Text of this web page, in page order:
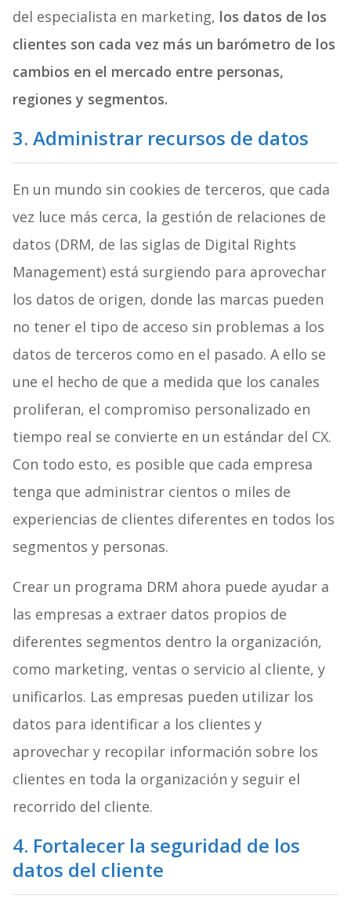
del especialista en marketing, los datos de los
clientes son cada vez más un barómetro de los
cambios en el mercado entre personas,
regiones y segmentos.
3. Administrar recursos de datos
En un mundo sin cookies de terceros, que cada
vez luce más cerca, la gestión de relaciones de
datos (DRM, de las siglas de Digital Rights
Management) está surgiendo para aprovechar
los datos de origen, donde las marcas pueden
no tener el tipo de acceso sin problemas a los
datos de terceros como en el pasado. A ello se
une el hecho de que a medida que los canales
proliferan, el compromiso personalizado en
tiempo real se convierte en un estándar del CX.
Con todo esto, es posible que cada empresa
tenga que administrar cientos o miles de
experiencias de clientes diferentes en todos los
segmentos y personas.
Crear un programa DRM ahora puede ayudar a
las empresas a extraer datos propios de
diferentes segmentos dentro la organización,
como marketing, ventas o servicio al cliente, y
unificarlos. Las empresas pueden utilizar los
datos para identificar a los clientes y
aprovechar y recopilar información sobre los
clientes en toda la organización y seguir el
recorrido del cliente.
4. Fortalecer la seguridad de los
datos del cliente